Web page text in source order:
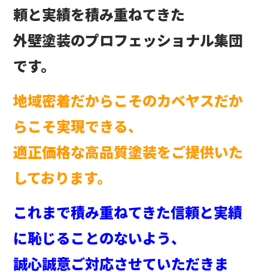
頼と実績を積み重ねてきた
外壁塗装のプロフェッショナル集団
です。
地域密着だからこそのカベヤスだか
らこそ実現できる、
適正価格な高品質塗装をご提供いた
しております。
これまで積み重ねてきた信頼と実績
に恥じることのないよう、
誠心誠意ご対応させていただきま